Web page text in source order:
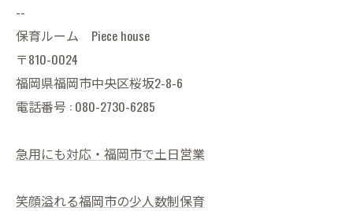
--
保育ルーム Piece house
〒810-0024
福岡県福岡市中央区桜坂2-8-6
電話番号 : 080-2730-6285
急用にも対応・福岡市で土日営業
笑顔溢れる福岡市の少人数制保育